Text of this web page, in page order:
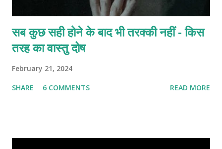
सब कुछ सही होने के बाद भी तरक्की नहीं - किस
तरह का वास्तु दोष
February 21, 2024
SHARE 6 COMMENTS READ MORE